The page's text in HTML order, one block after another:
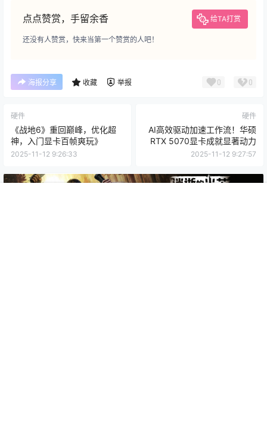
点点赞赏，手留余香 给TA打赏
还没有人赞赏，快来当第一个赞赏的人吧！
海报分享 收藏 举报 0 0
硬件
《战地6》重回巅峰，优化超
神，入门显卡百帧爽玩》
2025-11-12 9:26:33
硬件
AI高效驱动加速工作流！华硕
RTX 5070显卡成就显著动力
2025-11-12 9:27:57